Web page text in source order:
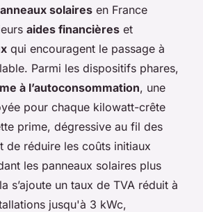
solaires en France
aides financières et
qui encouragent le passage à
Parmi les dispositifs phares,
à l’autoconsommation, une
pour chaque kilowatt-crête
prime, dégressive au fil des
de réduire les coûts initiaux
les panneaux solaires plus
s’ajoute un taux de TVA réduit à
jusqu'à 3 kWc,